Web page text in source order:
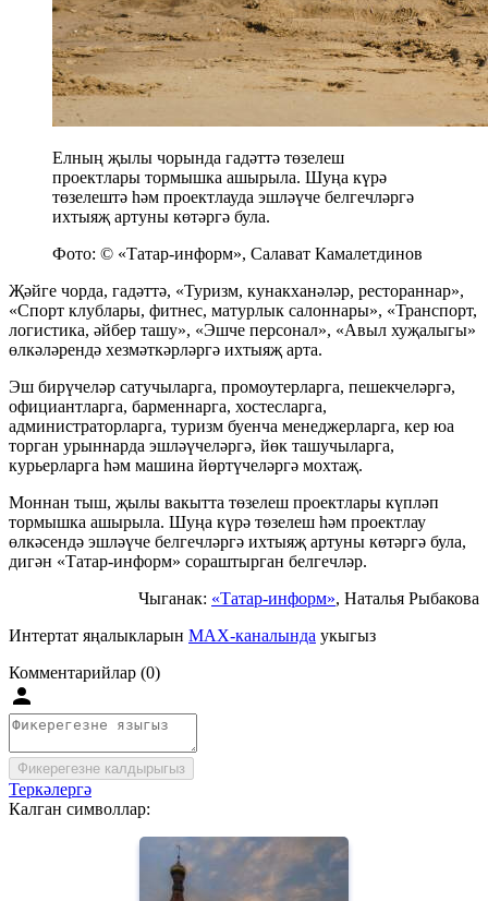
Елның җылы чорында гадәттә төзелеш
проектлары тормышка ашырыла. Шуңа күрә
төзелештә һәм проектлауда эшләүче белгечләргә
ихтыяҗ артуны көтәргә була.
Фото: © «Татар-информ», Салават Камалетдинов
Җәйге чорда, гадәттә, «Туризм, кунакханәләр, рестораннар»,
«Спорт клублары, фитнес, матурлык салоннары», «Транспорт,
логистика, әйбер ташу», «Эшче персонал», «Авыл хуҗалыгы»
өлкәләрендә хезмәткәрләргә ихтыяҗ арта.
Эш бирүчеләр сатучыларга, промоутерларга, пешекчеләргә,
официантларга, барменнарга, хостесларга,
администраторларга, туризм буенча менеджерларга, кер юа
торган урыннарда эшләүчеләргә, йөк ташучыларга,
курьерларга һәм машина йөртүчеләргә мохтаҗ.
Моннан тыш, җылы вакытта төзелеш проектлары күпләп
тормышка ашырыла. Шуңа күрә төзелеш һәм проектлау
өлкәсендә эшләүче белгечләргә ихтыяҗ артуны көтәргә була,
дигән «Татар-информ» сораштырган белгечләр.
Чыганак: «Татар-информ», Наталья Рыбакова
Интертат яңалыкларын MAX-каналында укыгыз
Комментарийлар (0)
Фикерегезне калдырыгыз
Теркәлергә
Калган символлар: